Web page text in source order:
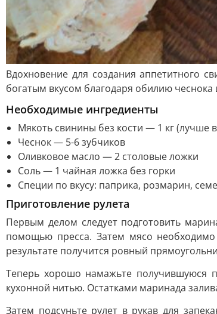
Вдохновение для создания аппетитного
богатым вкусом благодаря обилию чеснока
Необходимые ингредиенты
Мякоть свинины без кости — 1 кг (лучше
Чеснок — 5-6 зубчиков
Оливковое масло — 2 столовые ложки
Соль — 1 чайная ложка без горки
Специи по вкусу: паприка, розмарин,
Приготовление рулета
Первым делом следует подготовить
помощью пресса. Затем мясо
результате получится ровный
Теперь хорошо намажьте получившуюся
кухонной нитью. Остатками маринада
Затем подсуньте рулет в рукав для